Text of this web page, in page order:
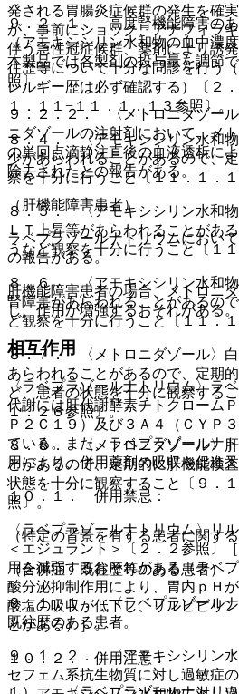
９．２．１． 高度腎機能障害の
（アモキシシリン水和物の血中濃
本製品では各製剤の投与量を調節
照〕。
９．２．２． 〈メトロニダゾー
ニダゾールの注射剤において、メ
の単回点滴静注直後の血液透析に
除去されたとの報告がある。
（肝機能障害患者）
ラベプラゾールナトリウムにおい
の報告がある。
肝機能障害患者の場合、メトロニ
し、作用が増強するおそれがある。
相互作用
〈ラベプラゾールナトリウム〉ラ
代謝には肝代謝酵素チトクローム
Ｐ２Ｃ１９）及び３Ａ４（ＣＹＰ
ている。また、ラベプラゾールナ
用により、併用薬剤の吸収を促進
１０．１． 併用禁忌：
〈ラベプラゾールナトリウム〉リ
＜エジュラント＞〔２．２参照〕
用を減弱するおそれがある（ラベ
酸分泌抑制作用により、胃内ｐＨ
酸塩の吸収が低下し、リルピビリ
とがある）］。
１０．２． 併用注意：
発される胃腸炎症候群の発生を確
が、事前にショック、アナフィラ
伴う急性冠症候群、薬剤により誘
往歴等について十分な問診を行う
レルギー歴は必ず確認する）〔２
１．１１−１１．１．１３参照〕。
８．４． 〈アモキシシリン水和
少があらわれることがあるので、
察を十分に行うこと〔１１．１．１
８．５． 〈アモキシシリン水和
ＬＴ上昇等があらわれることがあ
うなど観察を十分に行うこと〔１
８．６． 〈アモキシシリン水和
腎障害があらわれることがあるの
ど観察を十分に行うこと〔１１．１
８．７． 〈メトロニダゾール〉
あらわれることがあるので、定期
ど、患者の状態を十分に観察する
１．２６参照〕。
８．８． 〈メトロニダゾール〉
とがあるので、定期的に肝機能検
状態を十分に観察すること〔９．
照〕。
（特定の背景を有する患者に関す
（合併症・既往歴等のある患者）
９．１．１． 〈ラベプラゾール
既往歴のある患者。
９．１．２． 〈アモキシシリン
セフェム系抗生物質に対し過敏症